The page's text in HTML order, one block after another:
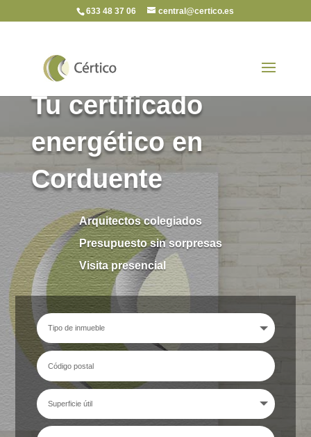
633 48 37 06 central@certico.es
Tu certificado
energético en
Corduente
Arquitectos colegiados
Presupuesto sin sorpresas
Visita presencial